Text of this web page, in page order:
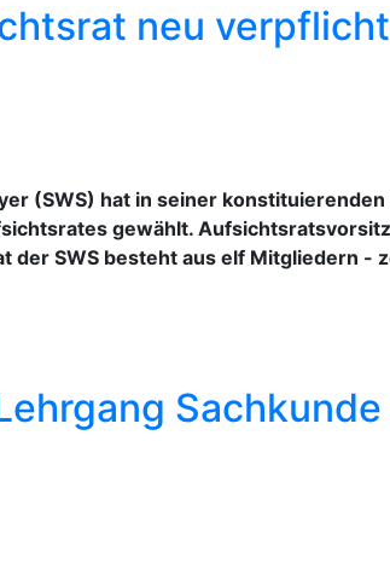
neu
(SWS) hat in seiner
gewählt.
der SWS besteht aus elf Mitgliedern